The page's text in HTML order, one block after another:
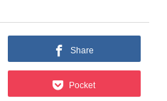
Share
Pocket